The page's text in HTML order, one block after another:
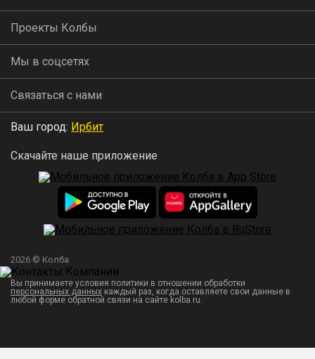
Проекты Колбы
Мы в соцсетях
Связаться с нами
Ваш город: Ирбит
Скачайте наше приложение
2026 © Колба
Вы принимаете условия политики в отношении обработки
персональных данных каждый раз, когда оставляете свои данные в
любой форме обратной связи на сайте kolba.ru.